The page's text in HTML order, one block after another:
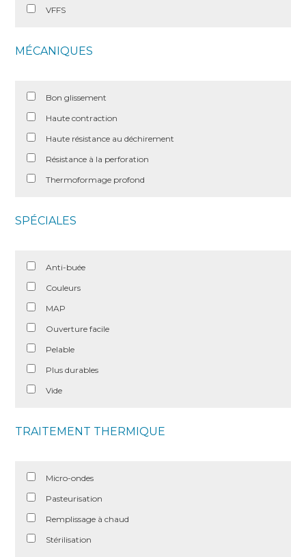
VFFS
MÉCANIQUES
Bon glissement
Haute contraction
Haute résistance au déchirement
Résistance à la perforation
Thermoformage profond
SPÉCIALES
Anti-buée
Couleurs
MAP
Ouverture facile
Pelable
Plus durables
Vide
TRAITEMENT THERMIQUE
Micro-ondes
Pasteurisation
Remplissage à chaud
Stérilisation